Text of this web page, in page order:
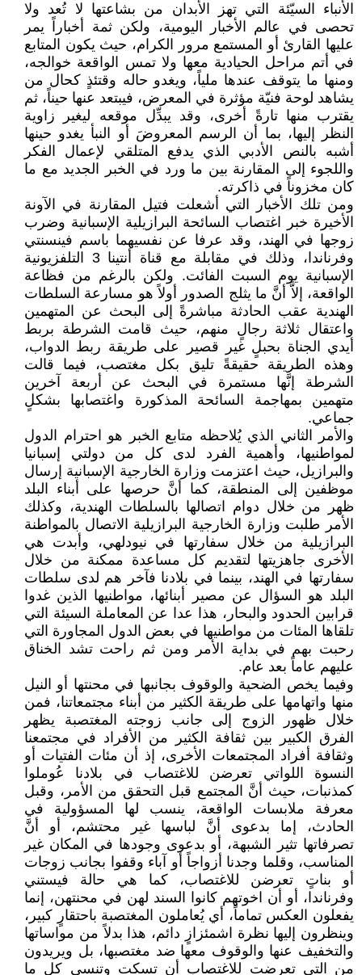
الأنباء السيّئة التي تهز الأبدان من بشاعتها لا تُعد ولا
تحصى في عالم الأخبار اليومية، ولكن ثمة أخباراً يمر
عليها القارئ أو المستمع مرور الكرام، حيث يكون المتابع
في أتم مراحل الحيادية معها ولا تمس الواقعة خوالجه،
ومنها ما يتوقف عندها ملياً، ويغدو حاله وقتئذٍ كحال من
يشاهد لوحة فنيّة مؤثرة في المعرض، فيبتعد عنها حيناً، ثم
يقترب منها تارةً أخرى، وقد يبدِّل موقعه ليغير زاوية
النظر إليها، بما أن الرسم المعروضَ أو النبأ يغدو حينها
أشبه بالنص الأدبي الذي يدفع المتلقي لإعمال الفكر
واللجوء إلى المقارنة بين ما ورد في الخبر الجديد مع ما
كان مخزوناً في ذاكرته.
ومن تلك الأخبار التي أشعلت فتيل المقارنة في الآونة
الأخيرة خبر اغتصاب السائحة البرازيلية الإسبانية وضرب
زوجها في الهند، وقد عرفا عن نفسيهما باسم فينسنتي
وفرناندا، وذلك في مقابلة مع قناة أنتينا 3 التلفزيونية
الإسبانية يوم السبت الفائت. ولكن بالرغم من فظاعة
الواقعة، إلاَّ أنَّ ما يثلج الصدور أولاً هو مسارعة السلطات
الهندية عقب الحادثة مباشرةً إلى البحث عن المتهمين
واعتقال ثلاثة رجالٍ منهم، حيث قامت الشرطة بربط
أيدي الجناة بحبلٍ غير قصير على طريقة ربط الدواب،
وهذه الطريقة حقيقةً تليق بكل مغتصب، فيما قالت
الشرطة إنَّها مستمرة في البحث عن أربعة آخرين
متهمين بمهاجمة السائحة المذكورة واغتصابها بشكلٍ
جماعي.
والأمر الثاني الذي يُلاحظه متابع الخبر هو احترام الدول
لمواطنيها، وأهمية الفرد لدى كل من دولتي إسبانيا
والبرازيل، حيث اعتزمت وزارة الخارجية الإسبانية إرسال
موظفين إلى المنطقة، كما أنَّ حرصها على أبناء البلد
ظهر من خلال دوام اتصالها بالسلطات الهندية، وكذلك
الأمر طلبت وزارة الخارجية البرازيلية الاتصال بالمواطنة
البرازيلية من خلال سفارتها في نيودلهي، وأبدت هي
الأخرى جاهزيتها لتقديم كل مساعدة ممكنة من خلال
سفارتها في الهند، بينما في بلادنا فآخر هم لدى سلطات
البلد هو السؤال عن مصير أبنائها، مواطنيها الذين غدوا
قرابين الحدود والبحار، هذا عدا عن المعاملة السيئة التي
تلقاها المئات من مواطنيها في بعض الدول المجاورة التي
رحبت بهم في بداية الأمر ومن ثم راحت تشد الخناق
عليهم عاماً بعد عام.
وفيما يخص الضحية والوقوف بجانبها في محنتها أو النيل
منها واتهامها على طريقة الكثير من أبناء مجتمعاتنا، فمن
خلال ظهور الزوج إلى جانب زوجته المغتصبة يظهر
الفرق الكبير بين ثقافة الكثير من الأفراد في مجتمعنا
وثقافة أفراد المجتمعات الأخرى، إذ أن مئات الفتيات أو
النسوة اللواتي تعرضن للاغتصاب في بلادنا عُوملوا
كمذنبات، حيث أنَّ المجتمع قبل التحقق من الأمر، وقبل
معرفة ملابسات الواقعة، ينسب لها المسؤولية في
الحادث، إما بدعوى أنَّ لباسها غير محتشم، أو أنَّ
تصرفاتها تثير الشبهة، أو بدعوى وجودها في المكان غير
المناسب، وقلما وجدنا أزواجاً أو آباء وقفوا بجانب زوجات
أو بناتٍ تعرضن للاغتصاب، كما هي حالة فيستني
وفرناندا، أو أن اخوتهم كانوا السند لهن في محنتهن، إنما
يفعلون العكس تماماً، أي يُعاملون المغتصبة باحتقارٍ كبير،
وينظرون إليها نظرة اشمئزازٍ دائم، هذا بدلاً من مواساتها
والتخفيف عنها والوقوف معها ضد مغتصبها، بل ويريدون
من التي تعرضت للاغتصاب أن تسكت وتنسى كل ما